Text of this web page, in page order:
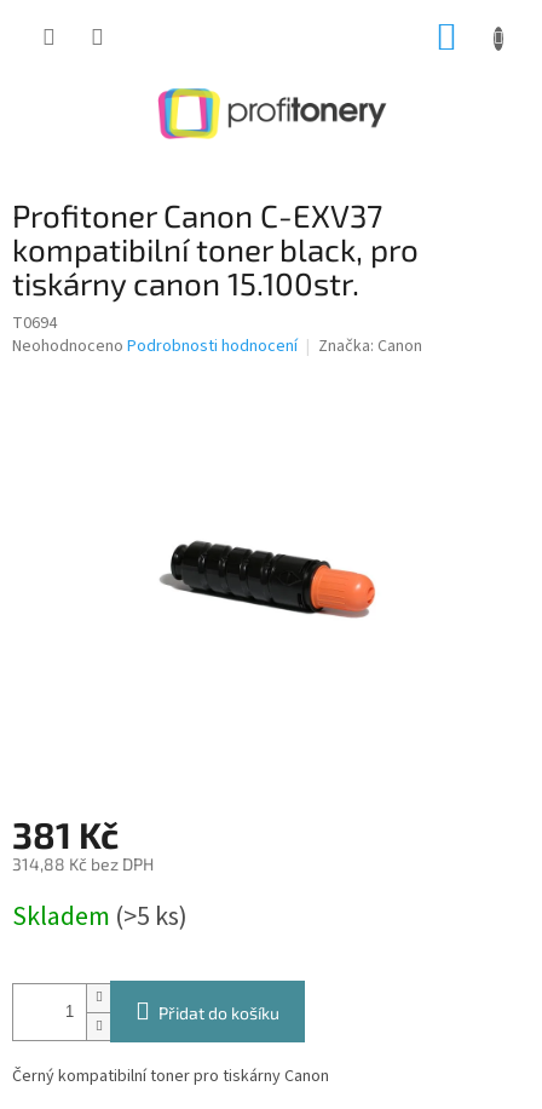
Profitoner Canon C-EXV37
kompatibilní toner black, pro
tiskárny canon 15.100str.
T0694
Průměrné
Neohodnoceno Podrobnosti hodnocení Značka: Canon
381 Kč
314,88 Kč bez DPH
cena:
Skladem (>5 ks)
Přidat do košíku
Černý kompatibilní toner pro tiskárny Canon